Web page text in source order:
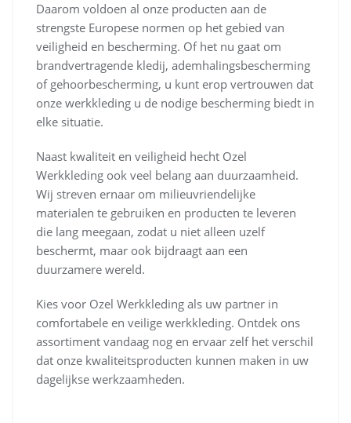
Daarom voldoen al onze producten aan de
strengste Europese normen op het gebied van
veiligheid en bescherming. Of het nu gaat om
brandvertragende kledij, ademhalingsbescherming
of gehoorbescherming, u kunt erop vertrouwen dat
onze werkkleding u de nodige bescherming biedt in
elke situatie.
Naast kwaliteit en veiligheid hecht Ozel
Werkkleding ook veel belang aan duurzaamheid.
Wij streven ernaar om milieuvriendelijke
materialen te gebruiken en producten te leveren
die lang meegaan, zodat u niet alleen uzelf
beschermt, maar ook bijdraagt aan een
duurzamere wereld.
Kies voor Ozel Werkkleding als uw partner in
comfortabele en veilige werkkleding. Ontdek ons
assortiment vandaag nog en ervaar zelf het verschil
dat onze kwaliteitsproducten kunnen maken in uw
dagelijkse werkzaamheden.